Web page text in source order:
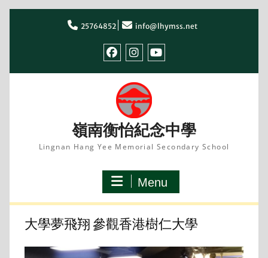
25764852 info@lhymss.net
嶺南衡怡紀念中學
Lingnan Hang Yee Memorial Secondary School
Menu
大學夢飛翔 參觀香港樹仁大學